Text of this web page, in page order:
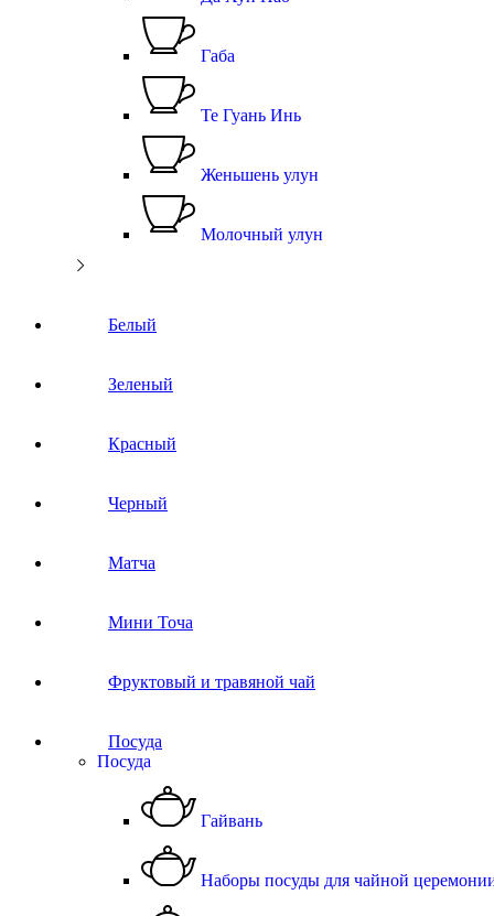
Габа
Те Гуань Инь
Женьшень улун
Молочный улун
Белый
Зеленый
Красный
Черный
Матча
Мини Точа
Фруктовый и травяной чай
Посуда
Посуда
Гайвань
Наборы посуды для чайной